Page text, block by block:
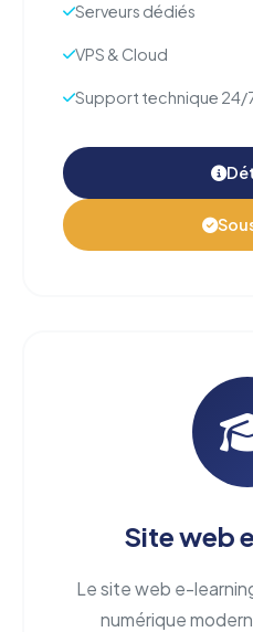
Serveurs dédiés
VPS & Cloud
Support technique 24/
Site web
Le site web e-
numérique